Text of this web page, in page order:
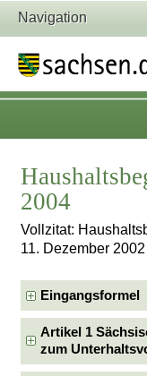
Navigation
2004
Vollzitat:
11. Dezember
Eingangsformel
Artikel 1
zum